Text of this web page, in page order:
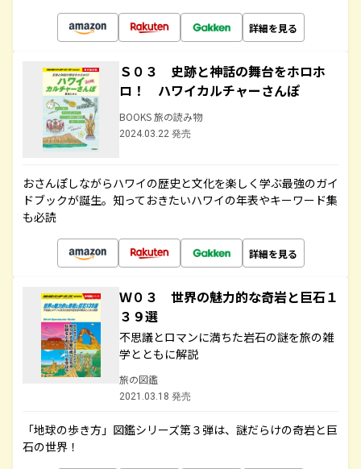
詳細を見る
Ｓ０３ 史跡と神話の舞台をホロホ
ロ！ ハワイカルチャーさんぽ
BOOKS 旅の読み物
2024.03.22 発売
おさんぽしながらハワイの歴史と文化を楽しく学ぶ最強のガイ
ドブックが誕生。知っておきたいハワイの年表やキーワード集
も必読
詳細を見る
Ｗ０３ 世界の魅力的な奇岩と巨石１
３９選
不思議とロマンに満ちた岩石の謎を旅の雑
学とともに解説
旅の図鑑
2021.03.18 発売
「地球の歩き方」図鑑シリーズ第３弾は、謎だらけの奇岩と巨
石の世界！